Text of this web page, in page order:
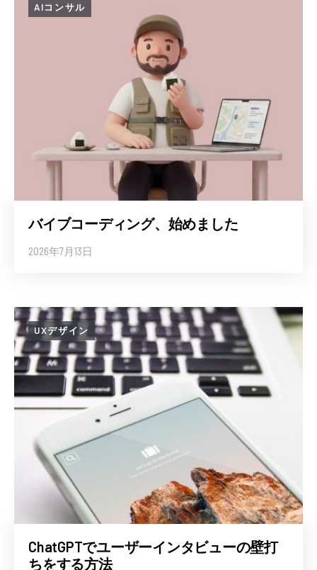
AIコンサル
バイブコーディング、始めました
2026年7月13日
UXデザイン
ChatGPTでユーザーインタビューの壁打
ちをする方法